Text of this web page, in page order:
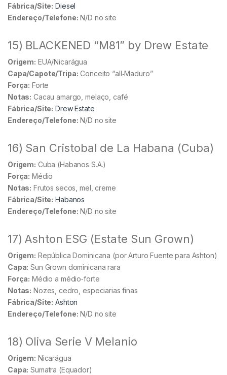
Fábrica/Site: Diesel
Endereço/Telefone: N/D no site
15) BLACKENED “M81” by Drew Estate
Origem: EUA/Nicarágua
Capa/Capote/Tripa: Conceito “all‑Maduro”
Força: Forte
Notas: Cacau amargo, melaço, café
Fábrica/Site: Drew Estate
Endereço/Telefone: N/D no site
16) San Cristobal de La Habana (Cuba)
Origem: Cuba (Habanos S.A.)
Força: Médio
Notas: Frutos secos, mel, creme
Fábrica/Site: Habanos
Endereço/Telefone: N/D no site
17) Ashton ESG (Estate Sun Grown)
Origem: República Dominicana (por Arturo Fuente para Ashton)
Capa: Sun Grown dominicana rara
Força: Médio a médio‑forte
Notas: Nozes, cedro, especiarias finas
Fábrica/Site: Ashton
Endereço/Telefone: N/D no site
18) Oliva Serie V Melanio
Origem: Nicarágua
Capa: Sumatra (Equador)